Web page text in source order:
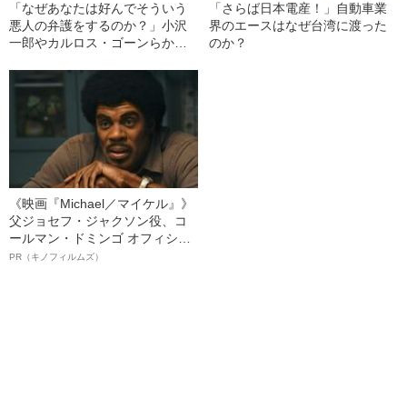
「なぜあなたは好んでそういう
悪人の弁護をするのか？」小沢
一郎やカルロス・ゴーンらから
士が返した“意外な答え”とは
「さらば日本電産！」自動車業
界のエースはなぜ台湾に渡った
のか？
《映画『Michael／マイケル』》
父ジョセフ・ジャクソン役、コ
ールマン・ドミンゴ オフィシャ
ルインタビュー“観客を魅了した
PR（キノフィルムズ）